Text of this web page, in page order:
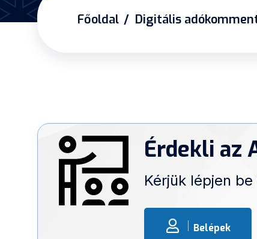
Főoldal Digitális
Érdekli az
Kérjük lépjen
Belépek